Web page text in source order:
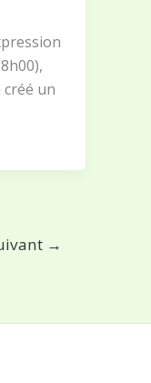
créé un
→